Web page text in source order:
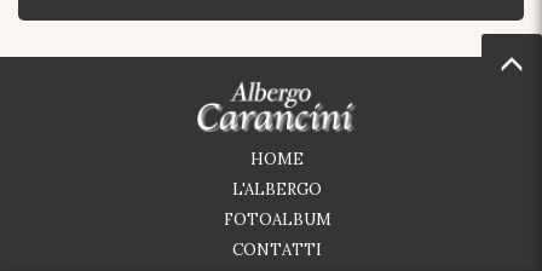
HOME
L'ALBERGO
FOTOALBUM
CONTATTI